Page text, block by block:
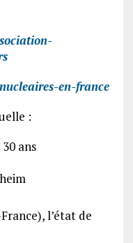
en-france
:
ans
l’état de